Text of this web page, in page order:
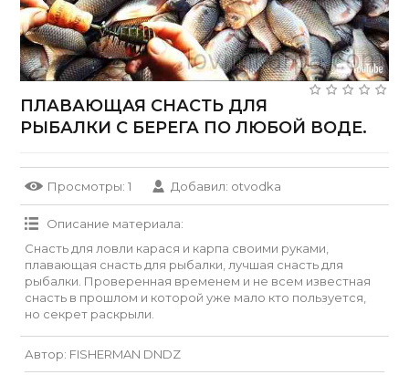
ПЛАВАЮЩАЯ СНАСТЬ ДЛЯ
РЫБАЛКИ С БЕРЕГА ПО ЛЮБОЙ ВОДЕ.
Просмотры: 1 Добавил: otvodka
Описание материала:
Снасть для ловли карася и карпа своими руками,
плавающая снасть для рыбалки, лучшая снасть для
рыбалки. Проверенная временем и не всем известная
снасть в прошлом и которой уже мало кто пользуется,
но секрет раскрыли.
Автор: FISHERMAN DNDZ